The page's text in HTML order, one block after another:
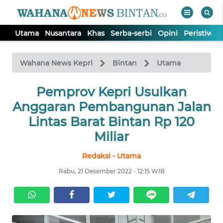
Utama Nusantara Khas Serba-serbi Opini Peristiwa
Wahana News Kepri Bintan Utama
Pemprov Kepri Usulkan
Anggaran Pembangunan Jalan
Lintas Barat Bintan Rp 120
Miliar
Redaksi - Utama
Rabu, 21 Desember 2022 - 12:15 WIB
WAHANA
TV
UTAMA
NUSANTARA